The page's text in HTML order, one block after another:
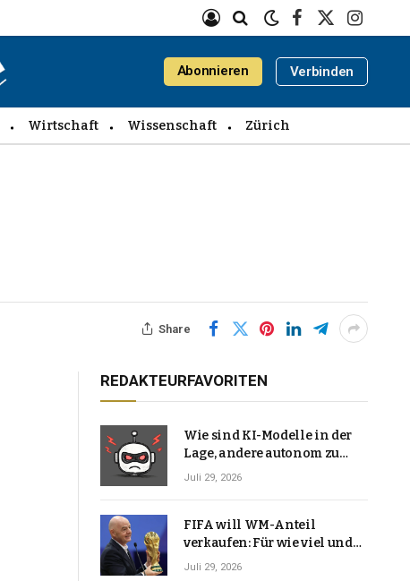
Facebook
X
Abonnieren Verbinden
Wirtschaft Wissenschaft Zürich
Share
REDAKTEURFAVORITEN
Wie sind KI-Modelle in der
Lage, andere autonom zu
hacken? | Technologie-News
Juli 29, 2026
FIFA will WM-Anteil
verkaufen: Für wie viel und
warum macht Gianni
Juli 29, 2026